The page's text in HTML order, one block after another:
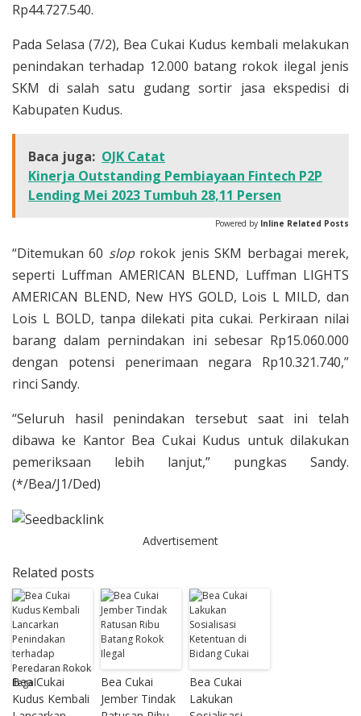
Rp44.727.540.
Pada Selasa (7/2), Bea Cukai Kudus kembali melakukan
penindakan terhadap 12.000 batang rokok ilegal jenis
SKM di salah satu gudang sortir jasa ekspedisi di
Kabupaten Kudus.
Baca juga: OJK Catat
Kinerja Outstanding Pembiayaan Fintech P2P
Lending Mei 2023 Tumbuh 28,11 Persen
Powered by Inline Related Posts
“Ditemukan 60 slop rokok jenis SKM berbagai merek,
seperti Luffman AMERICAN BLEND, Luffman LIGHTS
AMERICAN BLEND, New HYS GOLD, Lois L MILD, dan
Lois L BOLD, tanpa dilekati pita cukai. Perkiraan nilai
barang dalam pernindakan ini sebesar Rp15.060.000
dengan potensi penerimaan negara Rp10.321.740,”
rinci Sandy.
“Seluruh hasil penindakan tersebut saat ini telah
dibawa ke Kantor Bea Cukai Kudus untuk dilakukan
pemeriksaan lebih lanjut,” pungkas Sandy.
(*/Bea/J1/Ded)
Advertisement
Related posts
Bea Cukai
Kudus Kembali
Bea Cukai
Jember Tindak
Bea Cukai
Lakukan